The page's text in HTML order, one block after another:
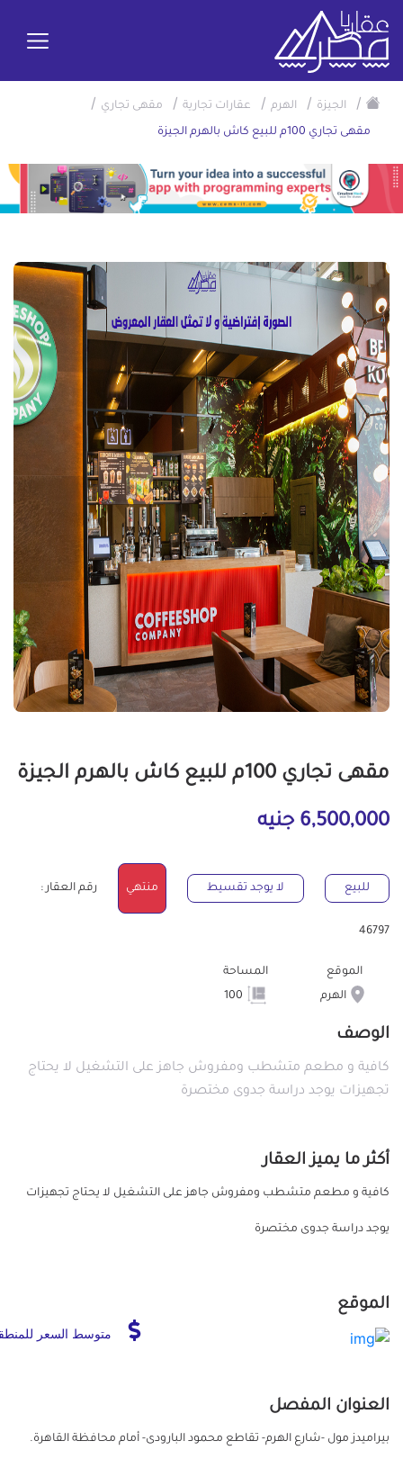
/ الجيزة / الهرم / عقارات تجارية / مقهى تجاري /
مقهى تجاري 100م للبيع كاش بالهرم الجيزة
مقهى تجاري 100م للبيع كاش بالهرم الجيزة
6,500,000 جنيه
للبيع لا يوجد تقسيط منتهي رقم العقار :
46797
الموقع
الهرم
المساحة
الوصف
كافية و مطعم متشطب ومفروش جاهز على التشغيل لا يحتاج
تجهيزات يوجد دراسة جدوى مختصرة
أكثر ما يميز العقار
كافية و مطعم متشطب ومفروش جاهز على التشغيل لا يحتاج تجهيزات
يوجد دراسة جدوى مختصرة
الموقع
متوسط السعر
العنوان المفصل
بيراميدز مول -شارع الهرم- تقاطع محمود البارودى- أمام محافظة القاهرة.